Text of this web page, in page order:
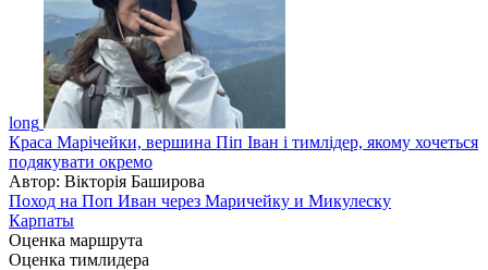
long
Краса Марічейки, вершина Піп Іван і тимлідер, якому хочеться
подякувати окремо
Автор: Вікторія Баширова
Поход на Поп Иван через Маричейку и Микулеску
Карпаты
Оценка маршрута
Оценка тимлидера